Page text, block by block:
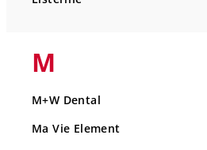
M
M+W Dental
Ma Vie Element